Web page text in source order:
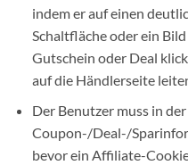
indem er auf einen
Schaltfläche oder ein
Gutschein oder Deal
auf die Händlerseite
Der Benutzer muss in der
Coupon-/Deal-/
bevor ein Affiliate-